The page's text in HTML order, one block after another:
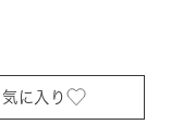
に入り